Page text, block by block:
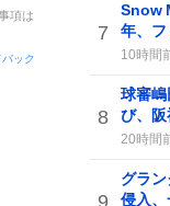
項は
ック
7
Snow
年、
ブ配信
10時間
8
球審
び、
からは
20時間
9
グラ
侵入